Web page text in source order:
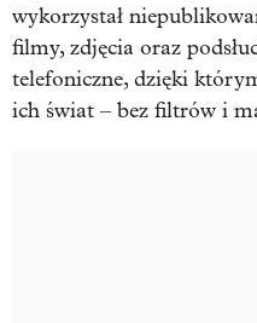
wykorzystał
filmy, zdjęcia oraz
telefoniczne, dzięki
ich świat – bez filtrów i